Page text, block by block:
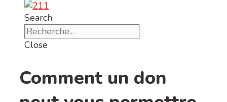
Search
Close
Comment un don